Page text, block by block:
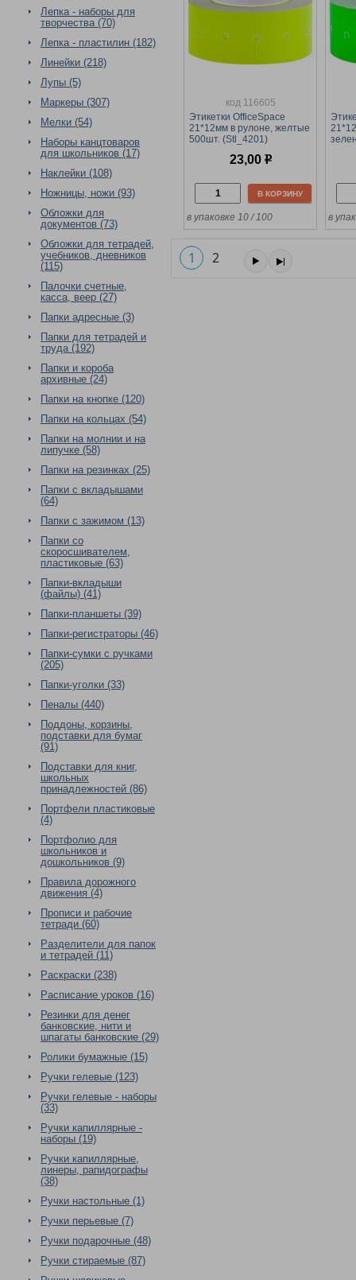
Лепка - наборы для
творчества (70)
Лепка - пластилин (182)
Линейки (218)
Лупы (5)
Маркеры (307)
Мелки (54)
Наборы канцтоваров
для школьников (17)
Наклейки (108)
Ножницы, ножи (93)
Обложки для
документов (73)
Обложки для тетрадей,
учебников, дневников
(115)
Палочки счетные,
касса, веер (27)
Папки адресные (3)
Папки для тетрадей и
труда (192)
Папки и короба
архивные (24)
Папки на кнопке (120)
Папки на кольцах (54)
Папки на молнии и на
липучке (58)
Папки на резинках (25)
Папки с вкладышами
(64)
Папки с зажимом (13)
Папки со
скоросшивателем,
пластиковые (63)
Папки-вкладыши
(файлы) (41)
Папки-планшеты (39)
Папки-регистраторы (46)
Папки-сумки с ручками
(205)
Папки-уголки (33)
Пеналы (440)
Поддоны, корзины,
подставки для бумаг
(91)
Подставки для книг,
школьных
принадлежностей (86)
Портфели пластиковые
(4)
Портфолио для
школьников и
дошкольников (9)
Правила дорожного
движения (4)
Прописи и рабочие
тетради (60)
Разделители для папок
и тетрадей (11)
Раскраски (238)
Расписание уроков (16)
Резинки для денег
банковские, нити и
шпагаты банковские (29)
Ролики бумажные (15)
Ручки гелевые (123)
Ручки гелевые - наборы
(33)
Ручки капиллярные -
наборы (19)
Ручки капиллярные,
линеры, рапидографы
(38)
Ручки настольные (1)
Ручки перьевые (7)
Ручки подарочные (48)
Ручки стираемые (87)
код 116605
Этикетки OfficeSpace
21*12мм в рулоне, желтые
500шт. (Stl_4201)
23,00 р
В КОРЗИНУ
в упаковке 10 / 100 в
1 2